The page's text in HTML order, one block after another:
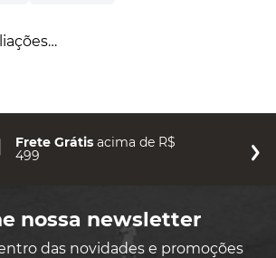
Frete Grátis acima de R$
499
nossa newsletter
das novidades e promoções